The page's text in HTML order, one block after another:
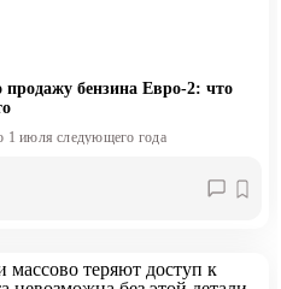
бензина Евро-2: что
1 июля следующего года